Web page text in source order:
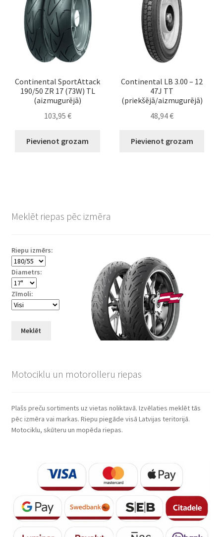
Continental SportAttack
190/50 ZR 17 (73W) TL
(aizmugurējā)
103,95 €
Pievienot grozam
Continental LB 3.00 – 12
47J TT
(priekšējā/aizmugurējā)
48,94€
Pievienot grozam
Meklēt riepas pēc izmēra
Riepu izmērs:
Diametrs:
Zīmoli:
Meklēt
Motociklu un motorolleru riepas
Plašs preču sortiments uz vietas noliktavā. Izvēlaties meklēt tās
pēc izmēra vai markas. Riepu piegāde visā Latvijas teritorijā.
Motociklu, skūteru un mopēda riepas.